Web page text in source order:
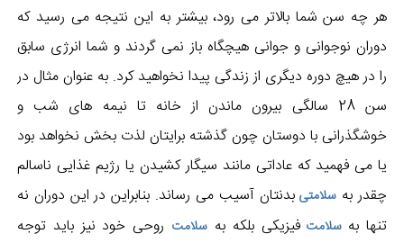
هر چه سن شما بالاتر می رود، بیشتر به این نتیجه می رسید که
دوران نوجوانی و جوانی هیچگاه باز نمی گردند و شما انرژی سابق
را در هیچ دوره دیگری از زندگی پیدا نخواهید کرد. به عنوان مثال در
سن 28 سالگی بیرون ماندن از خانه تا نیمه های شب و
خوشگذرانی با دوستان چون گذشته برایتان لذت بخش نخواهد بود
یا می فهمید که عاداتی مانند سیگار کشیدن یا رژیم غذایی ناسالم
چقدر به سلامتیبدنتان آسیب می رساند. بنابراین در این دوران نه
تنها به سلامتفیزیکی بلکه به سلامت روحی خود نیز باید توجه